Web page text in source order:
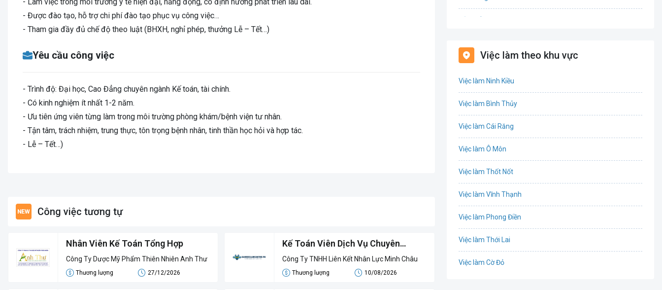
- Được đào tạo, hỗ trợ chi phí đào tạo phục vụ công việc…
- Tham gia đầy đủ chế độ theo luật (BHXH, nghỉ phép, thưởng Lễ – Tết…)
Yêu cầu công việc
- Trình độ: Đại học, Cao Đẳng chuyên ngành Kế toán, tài chính.
- Có kinh nghiệm ít nhất 1-2 năm.
- Ưu tiên ứng viên từng làm trong môi trường phòng khám/bệnh viện tư nhân.
- Tận tâm, trách nhiệm, trung thực, tôn trọng bệnh nhân, tinh thần học hỏi và hợp tác.
- Lễ – Tết…)
Công việc tương tự
Nhân Viên Kế Toán Tổng Hợp
Công Ty Dược Mỹ Phẩm Thiên Nhiên Anh Thư
Thương lượng 27/12/2026
Kế Toán Viên Dịch Vụ Chuyên
Nghiệp
Công Ty TNHH Liên Kết Nhân Lực Minh Châu
Thương lượng 10/08/2026
Biên phiên dịch
Việc làm theo khu vực
Việc làm Ninh Kiều
Việc làm Bình Thủy
Việc làm Cái Răng
Việc làm Ô Môn
Việc làm Thốt Nốt
Việc làm Vĩnh Thạnh
Việc làm Phong Điền
Việc làm Thới Lai
Việc làm Cờ Đỏ